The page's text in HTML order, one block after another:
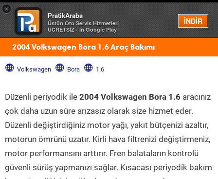
×
PratikAraba
Üstün Oto Servis Hizmetleri
ÜCRETSİZ - In Google Play
İNDİR
Menü
2004 Volkswagen Bora 1.6 Araç Bakımı
Volkswagen Bora 1.6
Düzenli periyodik ile 2004 Volkswagen Bora 1.6 aracınız
çok daha uzun süre arızasız olarak size hizmet eder.
Düzenli değiştirdiğiniz motor yağı, yakıt bütçenizi azaltır,
motorun ömrünü uzatır. Kirli hava filtrenizi değiştirmeniz,
motor performansını arttırır. Fren balataların kontrolü
güvenli sürüş yapmanızı sağlar. Kısacası periyodik bakım